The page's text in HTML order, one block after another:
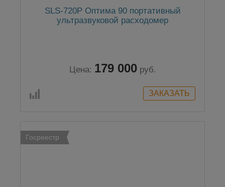
SLS-720P Оптима 90 портативный
ультразвуковой расходомер
Цена: 179 000 руб.
Госреестр